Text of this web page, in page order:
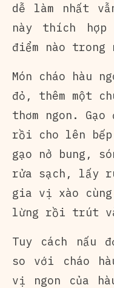
dễ làm nhất
này thích
điểm nào trong
Món cháo hàu
đỏ, thêm một
thơm ngon. Gạo
rồi cho lên
gạo nở bung,
rửa sạch, lấy
gia vị xào cùng
lừng rồi trút
Tuy cách nấu
so với cháo
vị ngon của